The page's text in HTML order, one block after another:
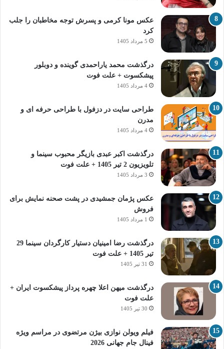
عکس مونا کرمی و پسرش توجه مخاطبان را جلب
کرد
5 مرداد 1405
درگذشت محمد یاراحمدی گوینده و دوبلور
پیشکسوت + علت فوت
4 مرداد 1405
طراحی سایت در دزفول با طراحی حرفه‌ ای و
مدرن
4 مرداد 1405
درگذشت اکبر عبدی بازیگر محبوب سینما و
تلویزیون 2 تیر 1405 + علت فوت
3 مرداد 1405
عکس پژمان جمشیدی در پشت صحنه نمایش برای
فروش
1 مرداد 1405
درگذشت رضا امینیان دستیار کارگردان سینما 29
تیر 1405 + علت فوت
31 تیر 1405
درگذشت میهن اعلا چهره پرداز پیشکسوت ایران +
علت فوت
30 تیر 1405
فیلم ویولن نوازی بیژن مرتضوی در مراسم ویژه
فینال جام جهانی 2026